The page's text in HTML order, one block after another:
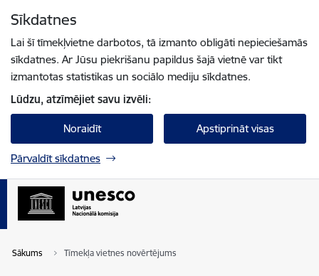
Sīkdatnes
Lai šī tīmekļvietne darbotos, tā izmanto obligāti nepieciešamās
sīkdatnes. Ar Jūsu piekrišanu papildus šajā vietnē var tikt
izmantotas statistikas un sociālo mediju sīkdatnes.
Lūdzu, atzīmējiet savu izvēli:
Noraidīt Apstiprināt visas
Pārvaldīt sīkdatnes
Sākums Tīmekļa vietnes novērtējums